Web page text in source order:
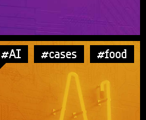
#AI #cases #food